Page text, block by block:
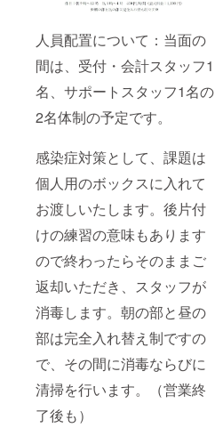
人員配置について：当面の
間は、受付・会計スタッフ1
名、サポートスタッフ1名の
2名体制の予定です。
感染症対策として、課題は
個人用のボックスに入れて
お渡しいたします。後片付
けの練習の意味もあります
ので終わったらそのままご
返却いただき、スタッフが
消毒します。朝の部と昼の
部は完全入れ替え制ですの
で、その間に消毒ならびに
清掃を行います。（営業終
了後も）